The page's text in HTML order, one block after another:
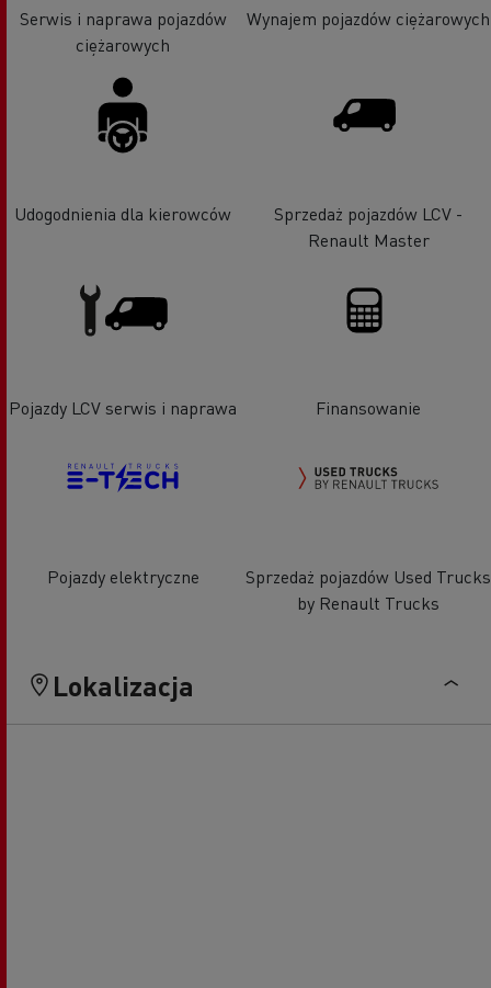
Serwis i naprawa pojazdów
ciężarowych
Wynajem pojazdów ciężarowych
Udogodnienia dla kierowców
Sprzedaż pojazdów LCV -
Renault Master
Pojazdy LCV serwis i naprawa Finansowanie
Pojazdy elektryczne
Sprzedaż pojazdów Used Trucks
by Renault Trucks
Lokalizacja